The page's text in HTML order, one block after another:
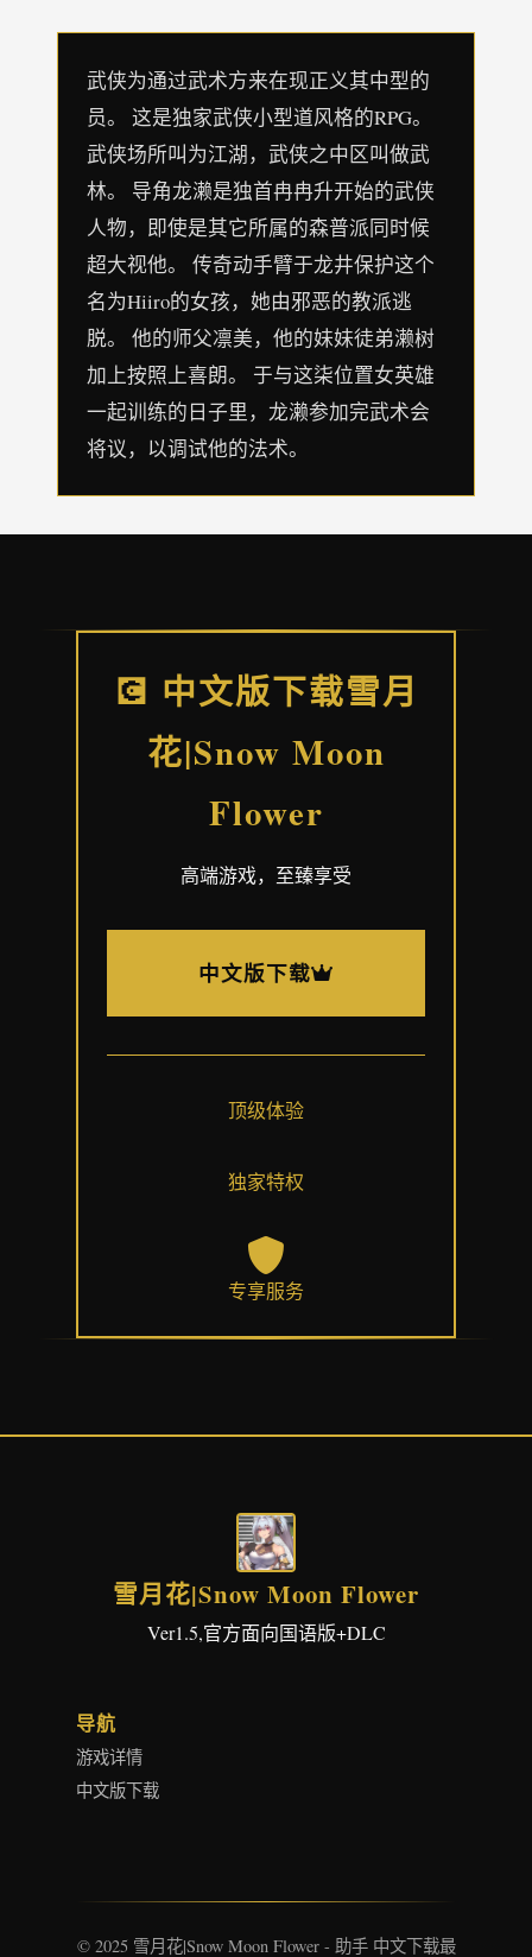
武侠为通过武术方来在现正义其中型的
员。 这是独家武侠小型道风格的RPG。
武侠场所叫为江湖，武侠之中区叫做武
林。 导角龙濑是独首冉冉升开始的武侠
人物，即使是其它所属的森普派同时候
超大视他。 传奇动手臂于龙井保护这个
名为Hiiro的女孩，她由邪恶的教派逃
脱。 他的师父凛美，他的妹妹徒弟濑树
加上按照上喜朗。 于与这柒位置女英雄
一起训练的日子里，龙濑参加完武术会
将议，以调试他的法术。
💽 中文版下载雪月
花|Snow Moon
Flower
高端游戏，至臻享受
中文版下载
顶级体验
独家特权
专享服务
雪月花|Snow Moon Flower
Ver1.5,官方面向国语版+DLC
导航
游戏详情
中文版下载
© 2025 雪月花|Snow Moon Flower - 助手 中文下载最